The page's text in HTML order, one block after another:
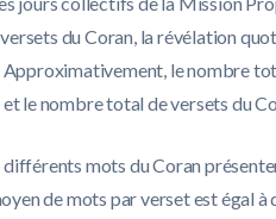
du Coran, la révélation
Approximativement, le nombre
et le nombre total de versets du
différents mots du Coran
de mots par verset est égal